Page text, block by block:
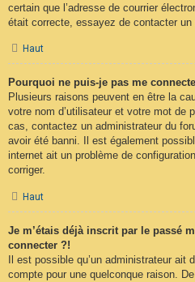
certain que l’adresse de courrier
était correcte, essayez de contacter un
Haut
Pourquoi ne puis-je pas me
Plusieurs raisons peuvent en être la
votre nom d’utilisateur et votre mot de
cas, contactez un administrateur du
avoir été banni. Il est également
internet ait un problème de
corriger.
Haut
Je m’étais déjà inscrit par le passé
connecter ?!
Il est possible qu’un administrateur
compte pour une quelconque raison.